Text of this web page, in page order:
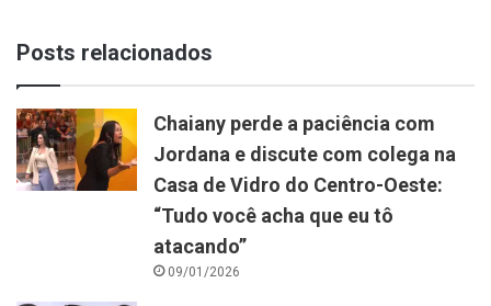
Posts relacionados
Chaiany perde a paciência com
Jordana e discute com colega na
Casa de Vidro do Centro-Oeste:
“Tudo você acha que eu tô
atacando”
09/01/2026